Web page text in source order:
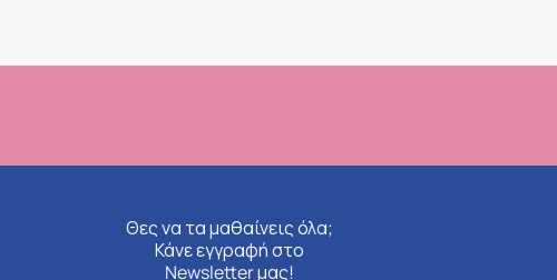
Θες να τα μαθαίνεις όλα;
Κάνε εγγραφή στο
Newsletter μας!